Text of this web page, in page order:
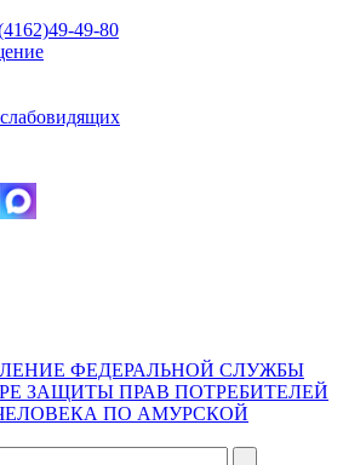
49-80
ФЕДЕРАЛЬНОЙ СЛУЖБЫ
ЗАЩИТЫ ПРАВ ПОТРЕБИТЕЛЕЙ
ПО АМУРСКОЙ